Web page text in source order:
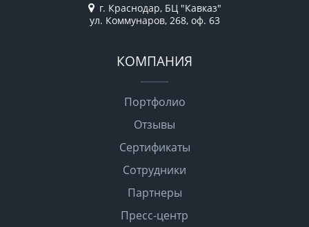
г. Краснодар, БЦ "Кавказ"
ул. Коммунаров, 268, оф. 63
КОМПАНИЯ
Портфолио
Отзывы
Сертификаты
Сотрудники
Партнеры
Пресс-центр